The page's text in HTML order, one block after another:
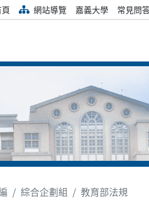
網站導覽 嘉義大學 常見問
綜合企劃組 教育部法規